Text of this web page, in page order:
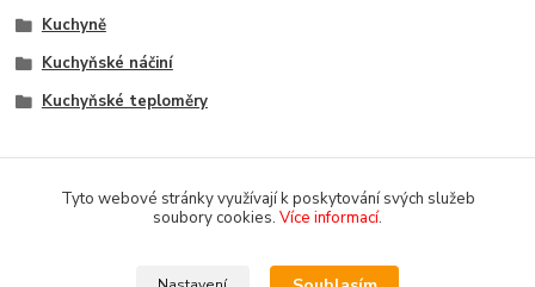
Kuchyně
Kuchyňské náčiní
Kuchyňské teploměry
Tyto webové stránky využívají k poskytování svých služeb
soubory cookies. Více informací.